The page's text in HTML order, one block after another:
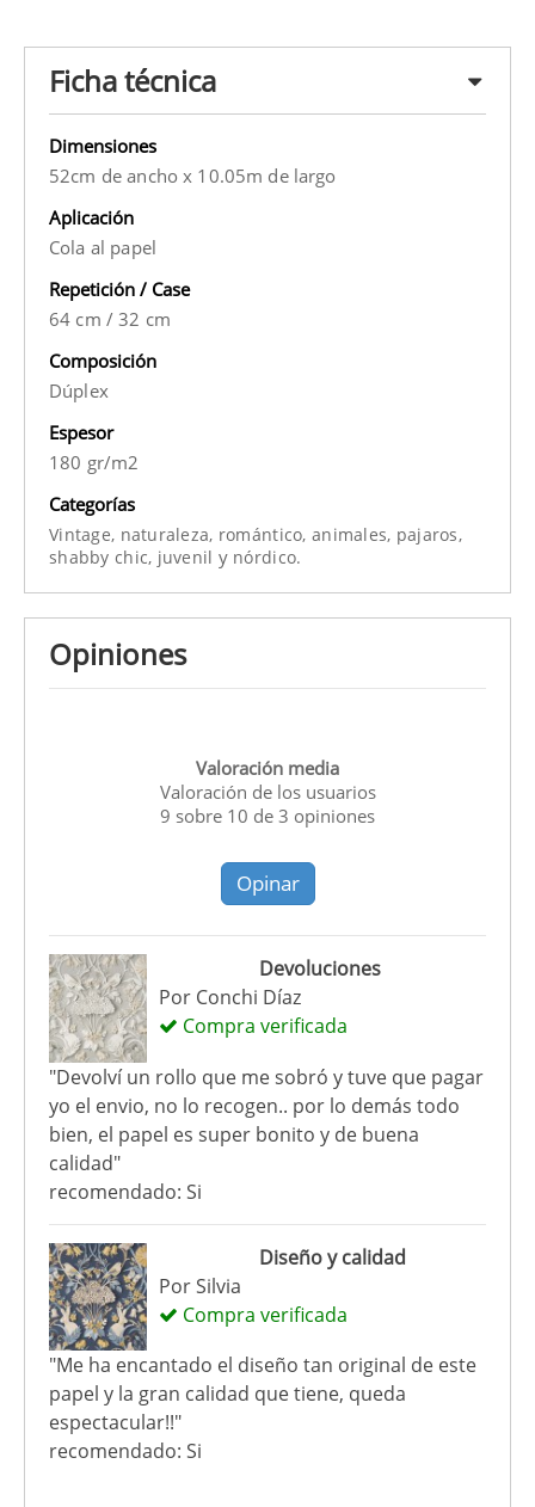
Ficha técnica
Dimensiones
52cm de ancho x 10.05m de largo
Aplicación
Cola al papel
Repetición / Case
64 cm /32 cm
Composición
Dúplex
Espesor
180 gr/m2
Categorías
Vintage, naturaleza, romántico, animales, pajaros,
shabby chic, juvenil y nórdico.
Opiniones
Valoración media
Valoración de los usuarios
9 sobre 10 de 3 opiniones
Opinar
Devoluciones
Por Conchi Díaz
Compra verificada
"Devolví un rollo que me sobró y tuve que pagar
yo el envio, no lo recogen.. por lo demás todo
bien, el papel es super bonito y de buena
calidad"
recomendado: Si
Diseño y calidad
Por Silvia
Compra verificada
"Me ha encantado el diseño tan original de este
papel y la gran calidad que tiene, queda
espectacular!!"
recomendado: Si